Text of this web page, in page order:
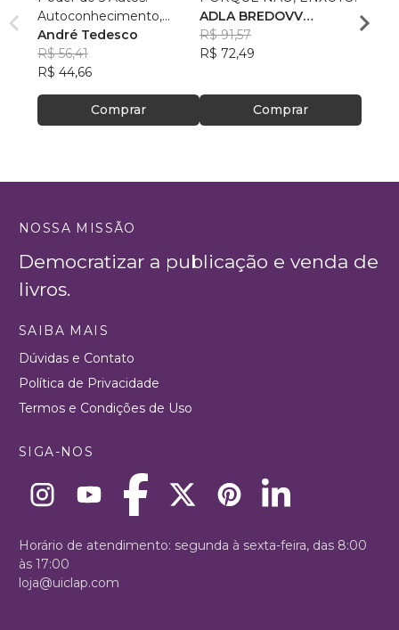
Autoconhecimento,
Autocontrole,
Autoestima,
Autoconfiança e
Autoperformance
André Tedesco
R$ 56,41
R$ 44,66
Comprar
ADLA BREDOVV
VERMEULEN
R$ 91,57
R$ 72,49
Comprar
Vida
NOSSA MISSÃO
Democratizar a publicação e venda de
livros.
SAIBA MAIS
Dúvidas e Contato
Política de Privacidade
Termos e Condições de Uso
SIGA-NOS
Horário de atendimento: segunda à sexta-feira, das 8:00
às 17:00
loja@uiclap.com